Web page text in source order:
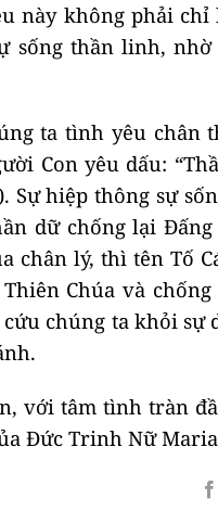
này không phải
sống thần linh,
ta tình yêu chân
Con yêu dấu:
Sự hiệp thông sự
dữ chống lại
chân lý, thì tên Tố
Chúa và
chúng ta khỏi sự
với tâm tình tràn
Đức Trinh Nữ